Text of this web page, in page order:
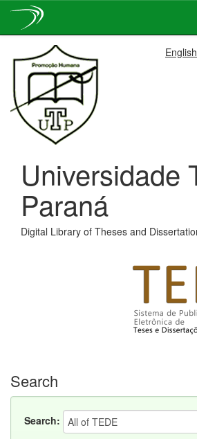
navigation
English
Universidade
Paraná
Digital Library of Theses and
Search
Search: